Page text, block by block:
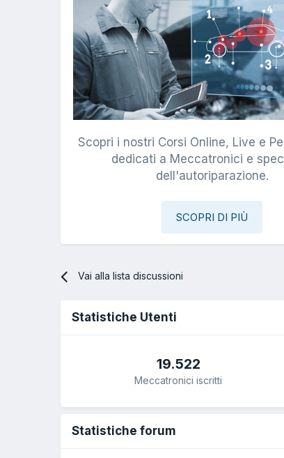
Scopri i nostri Corsi Online, Live e
dedicati a Meccatronici e
dell'autoriparazione.
SCOPRI DI PIÙ
Vai alla lista discussioni
Statistiche Utenti
19.522
Meccatronici iscritti
Statistiche forum